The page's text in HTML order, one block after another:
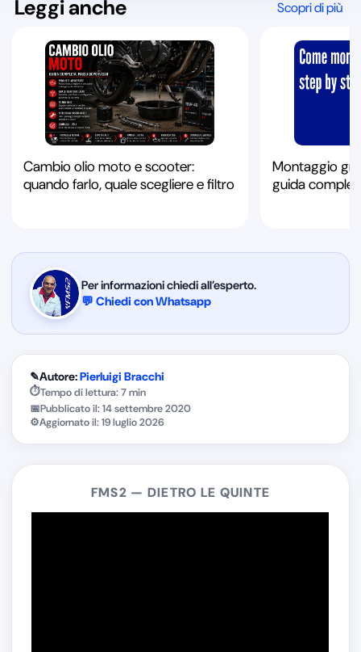
Leggi anche Scopri di più
Cambio olio moto e scooter:
quando farlo, quale scegliere e filtro
Montaggio
guida
Per informazioni chiedi all’esperto.
💬 Chiedi con Whatsapp
✎Autore:Pierluigi Bracchi
⏱Tempo di lettura: 7 min
📅Pubblicato il: 14 settembre 2020
⚙Aggiornato il: 19 luglio 2026
FMS2 — DIETRO LE QUINTE